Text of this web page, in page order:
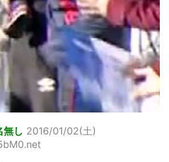
無し 2016/01/02(土)